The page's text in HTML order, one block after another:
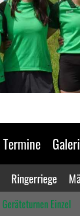
Termine
Ringerriege
Geräteturnen Einzel